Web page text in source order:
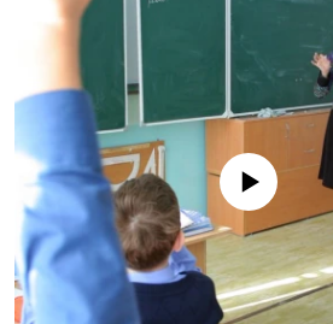
No media source